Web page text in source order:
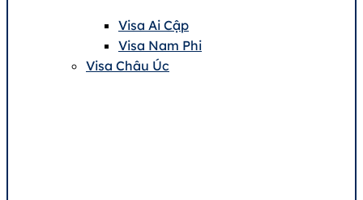
Visa Ai Cập
Visa Nam Phi
Visa Châu Úc